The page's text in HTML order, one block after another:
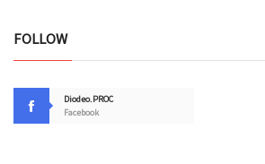
FOLLOW
Diodeo.PROC
Facebook